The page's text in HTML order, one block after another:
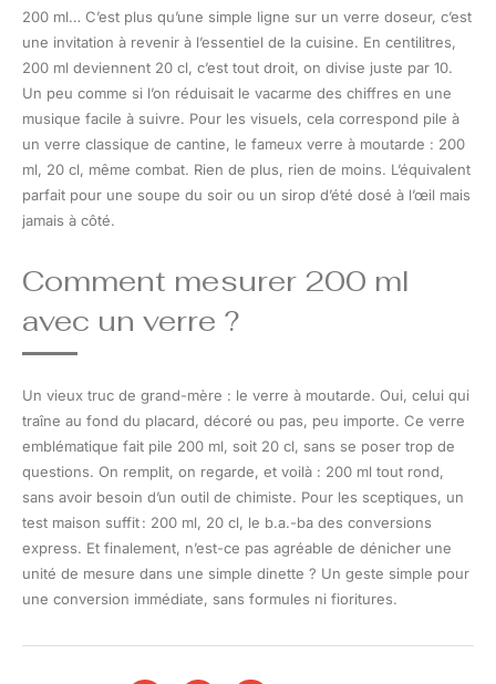
200 ml… C’est plus qu’une simple ligne sur un verre doseur, c’est
une invitation à revenir à l’essentiel de la cuisine. En centilitres,
200 ml deviennent 20 cl, c’est tout droit, on divise juste par 10.
Un peu comme si l’on réduisait le vacarme des chiffres en une
musique facile à suivre. Pour les visuels, cela correspond pile à
un verre classique de cantine, le fameux verre à moutarde : 200
ml, 20 cl, même combat. Rien de plus, rien de moins. L’équivalent
parfait pour une soupe du soir ou un sirop d’été dosé à l’œil mais
jamais à côté.
Comment mesurer 200 ml
avec un verre ?
Un vieux truc de grand-mère : le verre à moutarde. Oui, celui qui
traîne au fond du placard, décoré ou pas, peu importe. Ce verre
emblématique fait pile 200 ml, soit 20 cl, sans se poser trop de
questions. On remplit, on regarde, et voilà : 200 ml tout rond,
sans avoir besoin d’un outil de chimiste. Pour les sceptiques, un
test maison suffit : 200 ml, 20 cl, le b.a.-ba des conversions
express. Et finalement, n’est-ce pas agréable de dénicher une
unité de mesure dans une simple dinette ? Un geste simple pour
une conversion immédiate, sans formules ni fioritures.